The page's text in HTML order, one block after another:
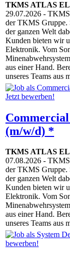
TKMS ATLAS
29.07.2026 -
der TKMS Gruppe.
der ganzen Welt
Kunden bieten wir
Elektronik. Vom
aus einer Hand.
unseres Teams aus
(m/w/d) *
TKMS ATLAS
07.08.2026 -
der TKMS Gruppe.
der ganzen Welt
Kunden bieten wir
Elektronik. Vom
aus einer Hand.
unseres Teams aus